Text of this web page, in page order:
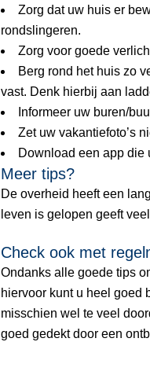
Zorg dat uw huis er
rondslingeren.
Zorg voor goede
Berg rond het huis zo
vast. Denk hierbij aan
Informeer uw buren/
Zet uw vakantiefoto’s
Download een app die
Meer tips?
De overheid heeft een
leven is gelopen geeft
Check ook met
Ondanks alle goede tips
hiervoor kunt u heel goed
misschien wel te veel
goed gedekt door een